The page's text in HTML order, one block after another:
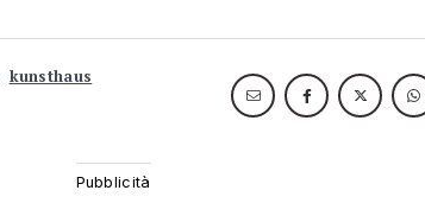
kunsthaus